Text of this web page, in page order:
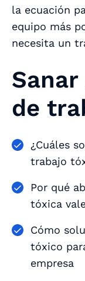
la ecuación
equipo más
necesita un
de
¿Cuáles
trabajo
Por qué
tóxica
Cómo
tóxico
empresa